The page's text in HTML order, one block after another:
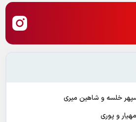
سپهر خلسه و شاهین میری
و پوری